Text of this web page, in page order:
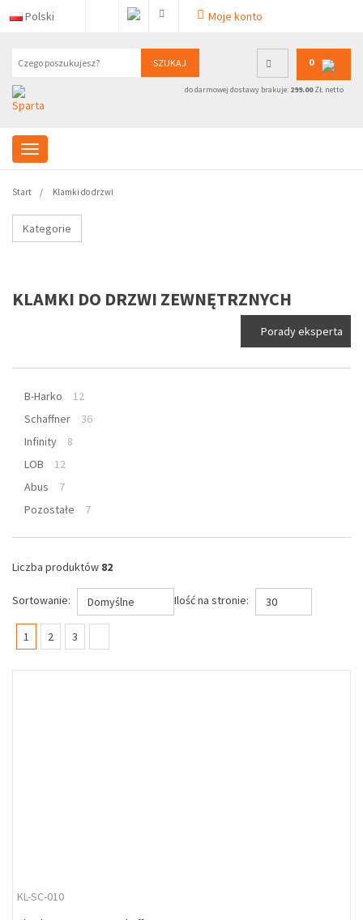
Polski Moje konto
SZUKAJ 0
do darmowej dostawy brakuje: 299.00ZŁ netto
Start Klamki do drzwi
Kategorie
KLAMKI DO DRZWI ZEWNĘTRZNYCH
Porady eksperta
B-Harko
12
Schaffner
36
Infinity
8
LOB
12
Abus
7
Pozostałe
7
Liczba produktów 82
Sortowanie: Domyślne Ilość na stronie: 30
1 (current)
2 3
KL-SC-010